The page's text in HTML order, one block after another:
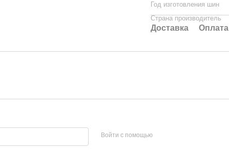
Год изготовления шин
Страна производитель
Доставка Оплата
Войти с помощью